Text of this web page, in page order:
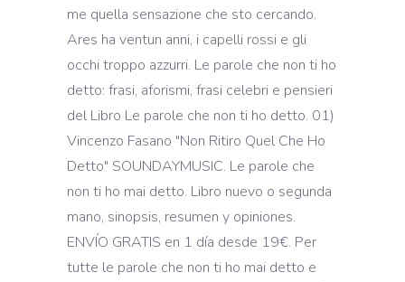
me quella sensazione che sto cercando.
Ares ha ventun anni, i capelli rossi e gli
occhi troppo azzurri. Le parole che non ti ho
detto: frasi, aforismi, frasi celebri e pensieri
del Libro Le parole che non ti ho detto. 01)
Vincenzo Fasano "Non Ritiro Quel Che Ho
Detto" SOUNDAYMUSIC. Le parole che
non ti ho mai detto. Libro nuevo o segunda
mano, sinopsis, resumen y opiniones.
ENVÍO GRATIS en 1 día desde 19€. Per
tutte le parole che non ti ho mai detto e